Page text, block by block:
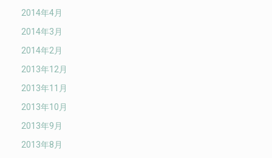
2014年4月
2014年3月
2014年2月
2013年12月
2013年11月
2013年10月
2013年9月
2013年8月